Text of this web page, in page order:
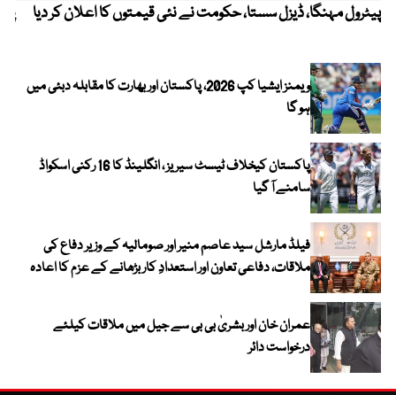
پیٹرول مہنگا، ڈیزل سستا، حکومت نے نئی قیمتوں کا اعلان کر دیا
ویمنز ایشیا کپ 2026، پاکستان اور بھارت کا مقابلہ دبئی میں
ہو گا
پاکستان کیخلاف ٹیسٹ سیریز ، انگلینڈ کا 16 رکنی اسکواڈ
سامنے آ گیا
فیلڈ مارشل سید عاصم منیر اور صومالیہ کے وزیر دفاع کی
ملاقات، دفاعی تعاون اور استعدادِ کار بڑھانے کے عزم کا اعادہ
عمران خان اور بشریٰ بی بی سے جیل میں ملاقات کیلئے
درخواست دائر